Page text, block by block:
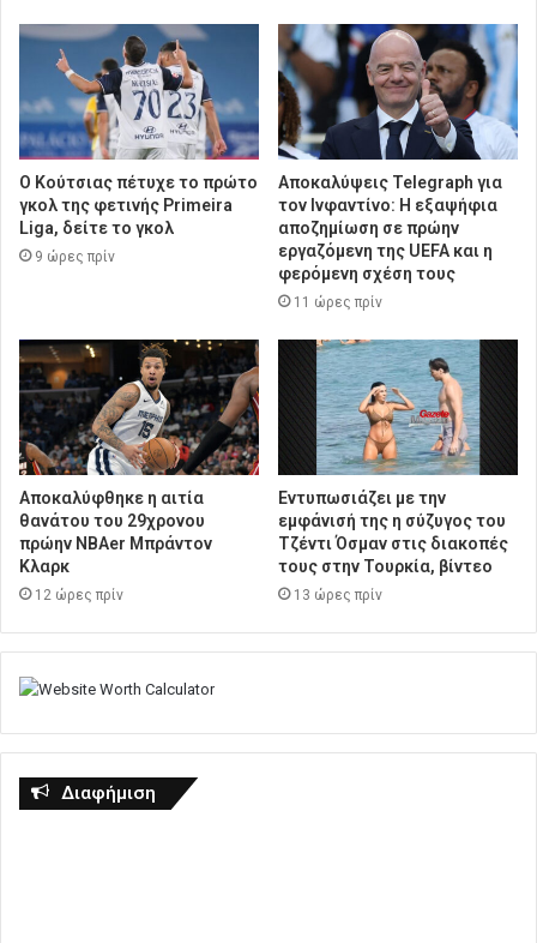
Ο Κούτσιας πέτυχε το πρώτο
γκολ της φετινής Primeira
Liga, δείτε το γκολ
9 ώρες πρίν
Αποκαλύψεις Telegraph για
τον Ινφαντίνο: Η εξαψήφια
αποζημίωση σε πρώην
εργαζόμενη της UEFA και η
φερόμενη σχέση τους
11 ώρες πρίν
Αποκαλύφθηκε η αιτία
θανάτου του 29χρονου
πρώην NBAer Μπράντον
Κλαρκ
12 ώρες πρίν
Εντυπωσιάζει με την
εμφάνισή της η σύζυγος του
Τζέντι Όσμαν στις διακοπές
τους στην Τουρκία, βίντεο
13 ώρες πρίν
Διαφήμιση